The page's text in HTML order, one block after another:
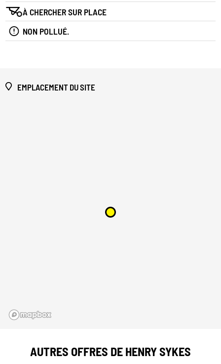
À CHERCHER SUR PLACE
NON POLLUÉ.
EMPLACEMENT DU SITE
AUTRES OFFRES DE HENRY SYKES